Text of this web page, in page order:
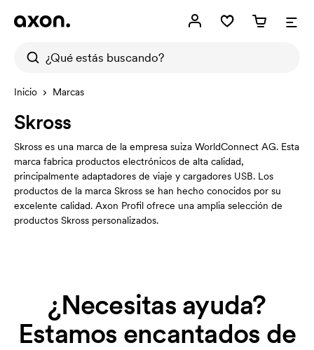
Inicio Marcas
Skross
Skross es una marca de la empresa suiza WorldConnect AG. Esta
marca fabrica productos electrónicos de alta calidad,
principalmente adaptadores de viaje y cargadores USB. Los
productos de la marca Skross se han hecho conocidos por su
excelente calidad. Axon Profil ofrece una amplia selección de
productos Skross personalizados.
¿Necesitas ayuda?
Estamos encantados de